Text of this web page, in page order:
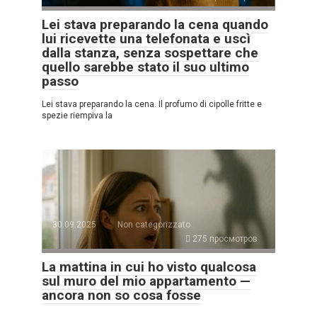
Lei stava preparando la cena quando
lui ricevette una telefonata e uscì
dalla stanza, senza sospettare che
quello sarebbe stato il suo ultimo
passo
Lei stava preparando la cena. Il profumo di cipolle fritte e
spezie riempiva la
30.09.2025
Non categorizzato
275 просмотров
La mattina in cui ho visto qualcosa
sul muro del mio appartamento —
ancora non so cosa fosse